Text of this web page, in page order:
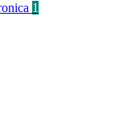
1